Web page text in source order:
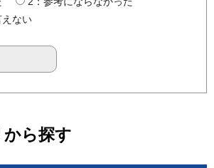
ない
から探す